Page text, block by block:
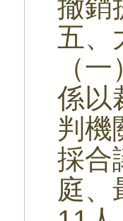
撤銷
五、
（
係以
判機
採合
庭、